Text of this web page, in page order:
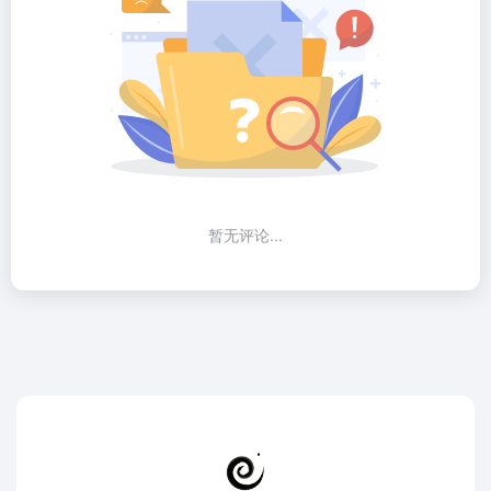
暂无评论...